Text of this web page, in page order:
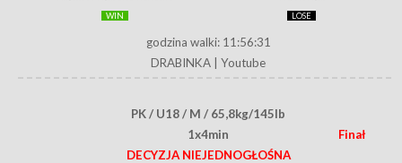
WIN LOSE
godzina walki: 11:56:31
DRABINKA
Youtube
PK / U18 / M / 65,8kg/145lb
1x4min
Finał
DECYZJA NIEJEDNOGŁOŚNA